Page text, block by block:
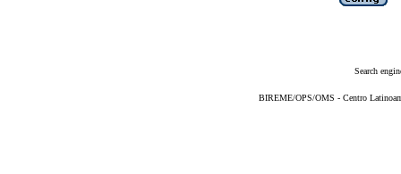
Search
BIREME/OPS/OMS - Centro